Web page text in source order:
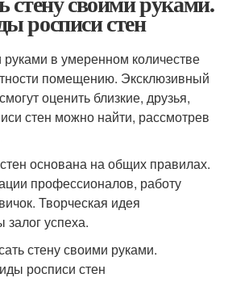
росписи стен
руками в умеренном количестве
помещению. Эксклюзивный
оценить близкие, друзья,
стен можно найти, рассмотрев
основана на общих правилах.
профессионалов, работу
Творческая идея
залог успеха.